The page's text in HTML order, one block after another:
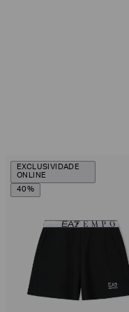
EXCLUSIVIDADE
ONLINE
40%